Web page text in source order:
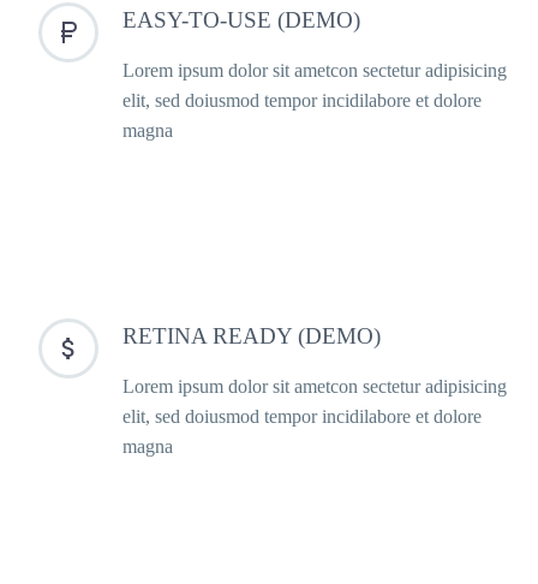

 EASY-TO-USE (DEMO)
Lorem ipsum dolor sit ametcon sectetur adipisicing
elit, sed doiusmod tempor incidilabore et dolore
magna

 RETINA READY (DEMO)
Lorem ipsum dolor sit ametcon sectetur adipisicing
elit, sed doiusmod tempor incidilabore et dolore
magna